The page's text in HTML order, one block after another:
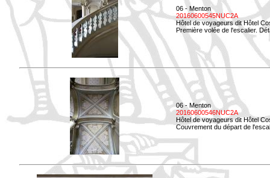
06 - Menton
20160600545NUC2A
Hôtel de voyageurs dit Hôtel
Première volée de l'escalier.
06 - Menton
20160600546NUC2A
Hôtel de voyageurs dit Hôtel
Couvrement du départ de